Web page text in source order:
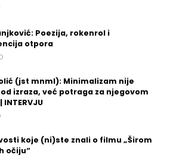
Poezija, rokenrol i
otpora
(jst mnml): Minimalizam nije
izraza, već potraga za njegovom
koje (ni)ste znali o filmu „Širom
očiju“